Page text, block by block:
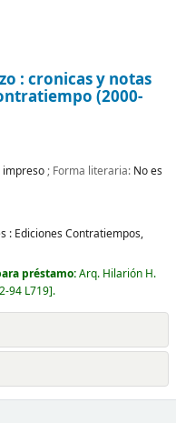
: cronicas y notas
(2000-
impreso; Forma literaria: No es
: Ediciones Contratiempos,
préstamo:Arq. Hilarión H.
94 L719 .